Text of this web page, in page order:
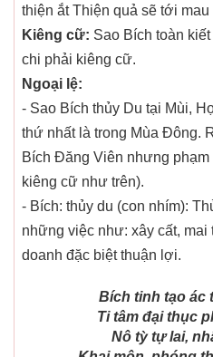
thiện ắt Thiện quả sẽ tới mau
Kiêng cữ: Sao Bích toàn
chi phải kiêng cữ.
Ngoại lệ:
- Sao Bích thủy Du tại Mùi,
thứ nhất là trong Mùa Đông.
Bích Đăng Viên nhưng phạm
kiêng cữ như trên).
- Bích: thủy du (con nhím):
những việc như: xây cất, mai
doanh đặc biệt thuận lợi.
Bích tinh tạo ác
Ti tâm đại thục
Nô tỳ tự lai,